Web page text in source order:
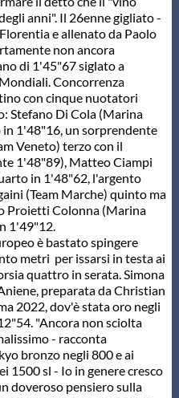
anni". Il 26enne gigliato -
e allenato da Paolo
non ancora
di 1'45"67 siglato a
Concorrenza
con cinque nuotatori
Stefano Di Cola (Marina
1'48"16, un sorprendente
Veneto) terzo con il
1'48"89), Matteo Ciampi
in 1'48"62, l'argento
(Team Marche) quinto ma
Proietti Colonna (Marina
1'49"12.
è bastato spingere
metri per issarsi in testa ai
quattro in serata. Simona
preparata da Christian
2022, dov'è stata oro negli
"Ancora non sciolta
- racconta
bronzo negli 800 e ai
1500 sl - Io in genere cresco
doveroso pensiero sulla